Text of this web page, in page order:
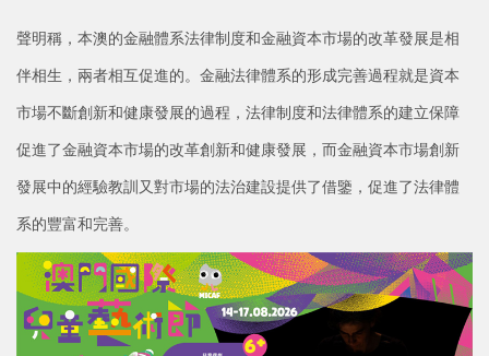
聲明稱，本澳的金融體系法律制度和金融資本市場的改革發展是相
伴相生，兩者相互促進的。金融法律體系的形成完善過程就是資本
市場不斷創新和健康發展的過程，法律制度和法律體系的建立保障
促進了金融資本市場的改革創新和健康發展，而金融資本市場創新
發展中的經驗教訓又對市場的法治建設提供了借鑒，促進了法律體
系的豐富和完善。